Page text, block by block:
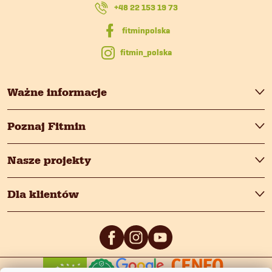
Ważne informacje
Poznaj Fitmin
Nasze projekty
Dla klientów
+48 22 153 19 73
fitmin_polska